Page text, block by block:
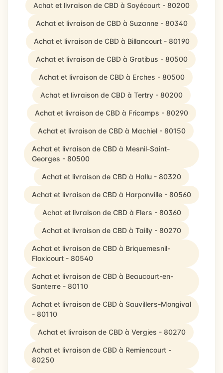
Achat et livraison de CBD à Soyécourt - 80200
Achat et livraison de CBD à Suzanne - 80340
Achat et livraison de CBD à Billancourt - 80190
Achat et livraison de CBD à Gratibus - 80500
Achat et livraison de CBD à Erches - 80500
Achat et livraison de CBD à Tertry - 80200
Achat et livraison de CBD à Fricamps - 80290
Achat et livraison de CBD à Machiel - 80150
Achat et livraison de CBD à Mesnil-Saint-
Georges - 80500
Achat et livraison de CBD à Hallu - 80320
Achat et livraison de CBD à Harponville - 80560
Achat et livraison de CBD à Flers - 80360
Achat et livraison de CBD à Tailly - 80270
Achat et livraison de CBD à Briquemesnil-
Floxicourt - 80540
Achat et livraison de CBD à Beaucourt-en-
Santerre - 80110
Achat et livraison de CBD à Sauvillers-Mongival
- 80110
Achat et livraison de CBD à Vergies - 80270
Achat et livraison de CBD à Remiencourt -
80250